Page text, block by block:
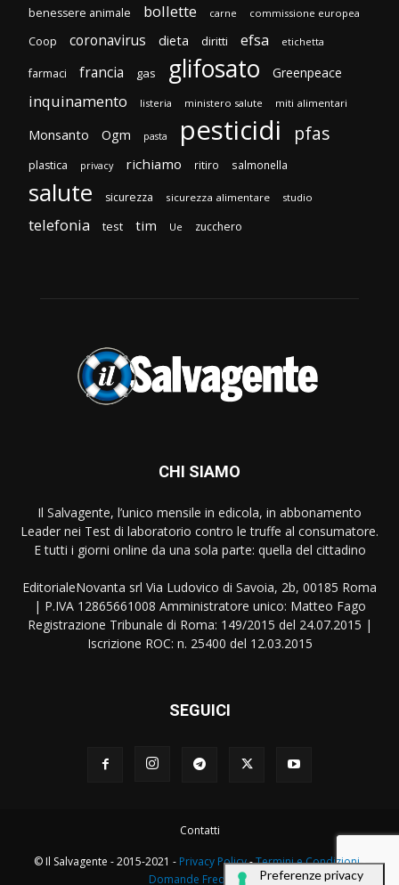
benessere animale bollette carne commissione europea
Coop coronavirus dieta diritti efsa etichetta
farmaci francia gas glifosato Greenpeace
inquinamento listeria ministero salute miti alimentari
Monsanto Ogm pasta pesticidi pfas
plastica privacy richiamo ritiro salmonella
salute sicurezza sicurezza alimentare studio
telefonia test tim Ue zucchero
CHI SIAMO
Il Salvagente, l’unico mensile in edicola, in abbonamento
Leader nei Test di laboratorio contro le truffe al consumatore.
E tutti i giorni online da una sola parte: quella del cittadino
EditorialeNovanta srl Via Ludovico di Savoia, 2b, 00185 Roma
| P.IVA 12865661008 Amministratore unico: Matteo Fago
Registrazione Tribunale di Roma: 149/2015 del 24.07.2015 |
Iscrizione ROC: n. 25400 del 12.03.2015
SEGUICI
Contatti
© Il Salvagente - 2015-2021 - Privacy Policy-Termini e Condizioni-
Domande Frequenti